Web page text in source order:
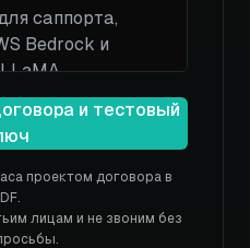
и тестовый
проектом договора в
лицам и не звоним без